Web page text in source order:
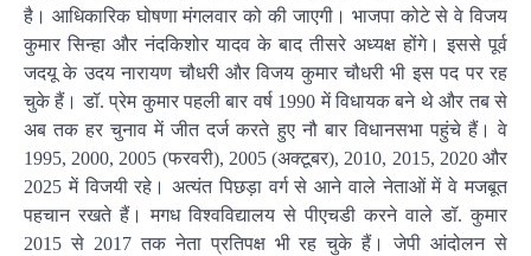
है। आधिकारिक घोषणा मंगलवार को की जाएगी। भाजपा कोटे से वे विजय
कुमार सिन्हा और नंदकिशोर यादव के बाद तीसरे अध्यक्ष होंगे। इससे पूर्व
जदयू के उदय नारायण चौधरी और विजय कुमार चौधरी भी इस पद पर रह
चुके हैं। डॉ. प्रेम कुमार पहली बार वर्ष 1990 में विधायक बने थे और तब से
अब तक हर चुनाव में जीत दर्ज करते हुए नौ बार विधानसभा पहुंचे हैं। वे
1995, 2000, 2005 (फरवरी), 2005 (अक्टूबर), 2010, 2015, 2020 और
2025 में विजयी रहे। अत्यंत पिछड़ा वर्ग से आने वाले नेताओं में वे मजबूत
पहचान रखते हैं। मगध विश्वविद्यालय से पीएचडी करने वाले डॉ. कुमार
2015 से 2017 तक नेता प्रतिपक्ष भी रह चुके हैं। जेपी आंदोलन से